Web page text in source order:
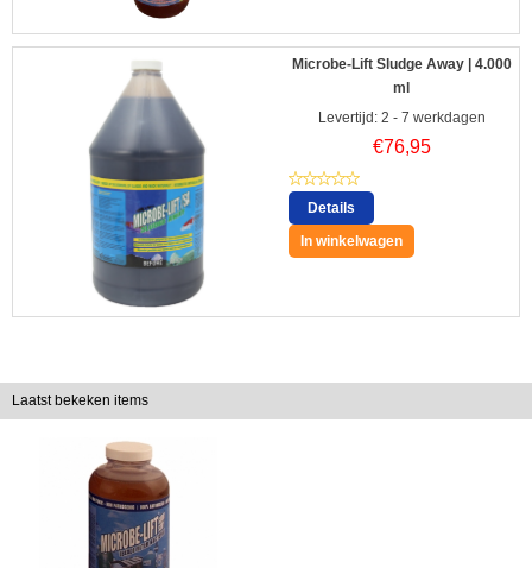
Microbe-Lift Sludge Away | 4.000
ml
Levertijd: 2 - 7 werkdagen
€76,95
Details
In winkelwagen
Laatst bekeken items